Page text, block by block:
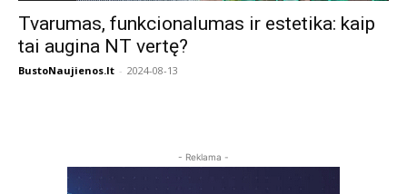
Tvarumas, funkcionalumas ir estetika: kaip
tai augina NT vertę?
BustoNaujienos.lt - 2024-08-13
- Reklama -